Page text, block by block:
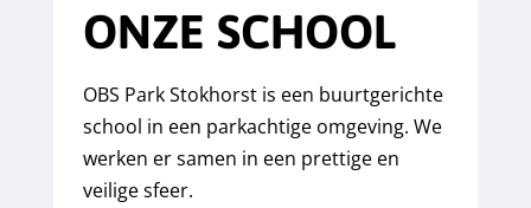
ONZE SCHOOL
OBS Park Stokhorst is een buurtgerichte
school in een parkachtige omgeving. We
werken er samen in een prettige en
veilige sfeer.